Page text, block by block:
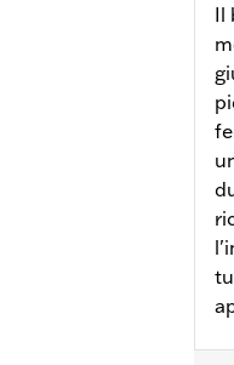
Il